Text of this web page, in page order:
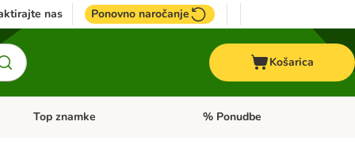
nas Ponovno naročanje
Košarica
Odprite meni kategorij: Dietna hrana
Top znamke Odprite meni kategorij: Top
% Ponudbe